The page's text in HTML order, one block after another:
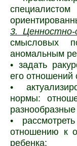
3. Ценностно-
смысловых
аномальным
• задать
его отношений
•
нормы:
•
отношению к
ребенка;